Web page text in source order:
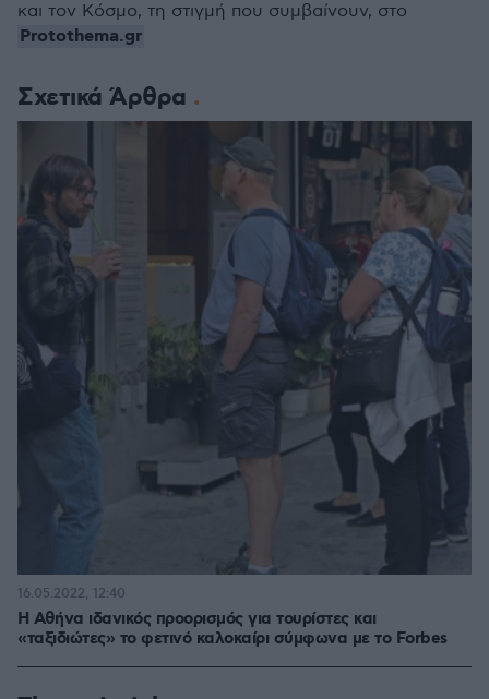
Σχετικά Άρθρα
Η Αθήνα ιδανικός προορισμός για τουρίστες και
«ταξιδιώτες» το φετινό καλοκαίρι σύμφωνα με το Forbes
16.05.2022, 12:40
και τον Κόσμο, τη στιγμή που συμβαίνουν, στο
Protothema.gr